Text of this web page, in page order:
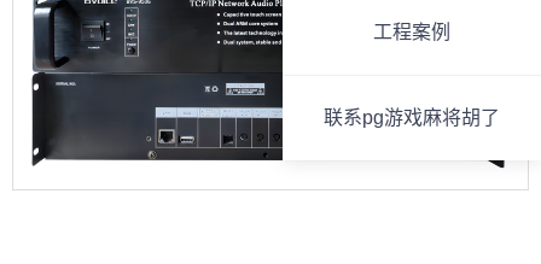
工程案例
联系pg游戏麻将胡了